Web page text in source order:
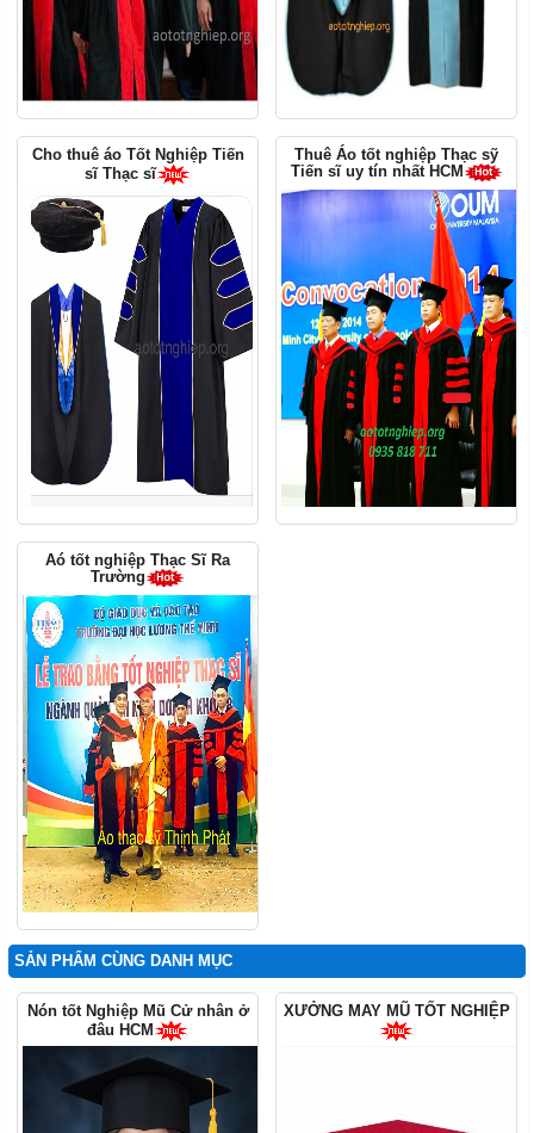
Cho thuê áo Tốt Nghiệp Tiến
sĩ Thạc sĩ
Thuê Áo tốt nghiệp Thạc sỹ
Tiến sĩ uy tín nhất HCM
Aó tốt nghiệp Thạc Sĩ Ra
Trường
SẢN PHẨM CÙNG DANH MỤC
Nón tốt Nghiệp Mũ Cử nhân ở
đâu HCM
XƯỞNG MAY MŨ TỐT NGHIỆP